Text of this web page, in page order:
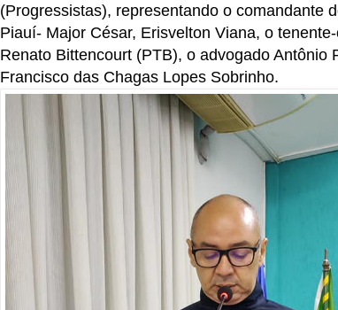
(Progressistas), representando o comandante
Piauí- Major César, Erisvelton Viana, o
Renato Bittencourt (PTB), o advogado Antônio
Francisco das Chagas Lopes Sobrinho.